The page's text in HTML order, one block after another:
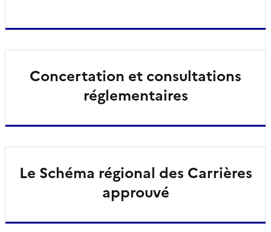
Concertation et consultations
réglementaires
Le Schéma régional des Carrières
approuvé